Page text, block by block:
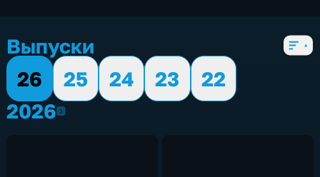
Выпуски
26
25 24 23
22
20262026